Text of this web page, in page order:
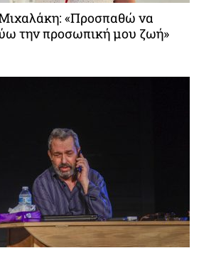
«Προσπαθώ να
την προσωπική μου ζωή»